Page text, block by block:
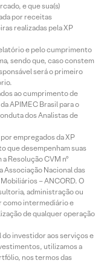
e que sua(s)
por receitas
realizadas pela XP
e pelo cumprimento
sendo que, caso constem
será o primeiro
ao cumprimento de
APIMEC Brasil para o
dos Analistas de
empregados da XP
que desempenham suas
Resolução CVM nº
Nacional das
– ANCORD. O
administração ou
como intermediário e
de qualquer operação
do investidor aos serviços e
utilizamos a
nos termos das